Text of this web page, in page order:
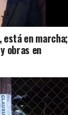
está en marcha;
obras en